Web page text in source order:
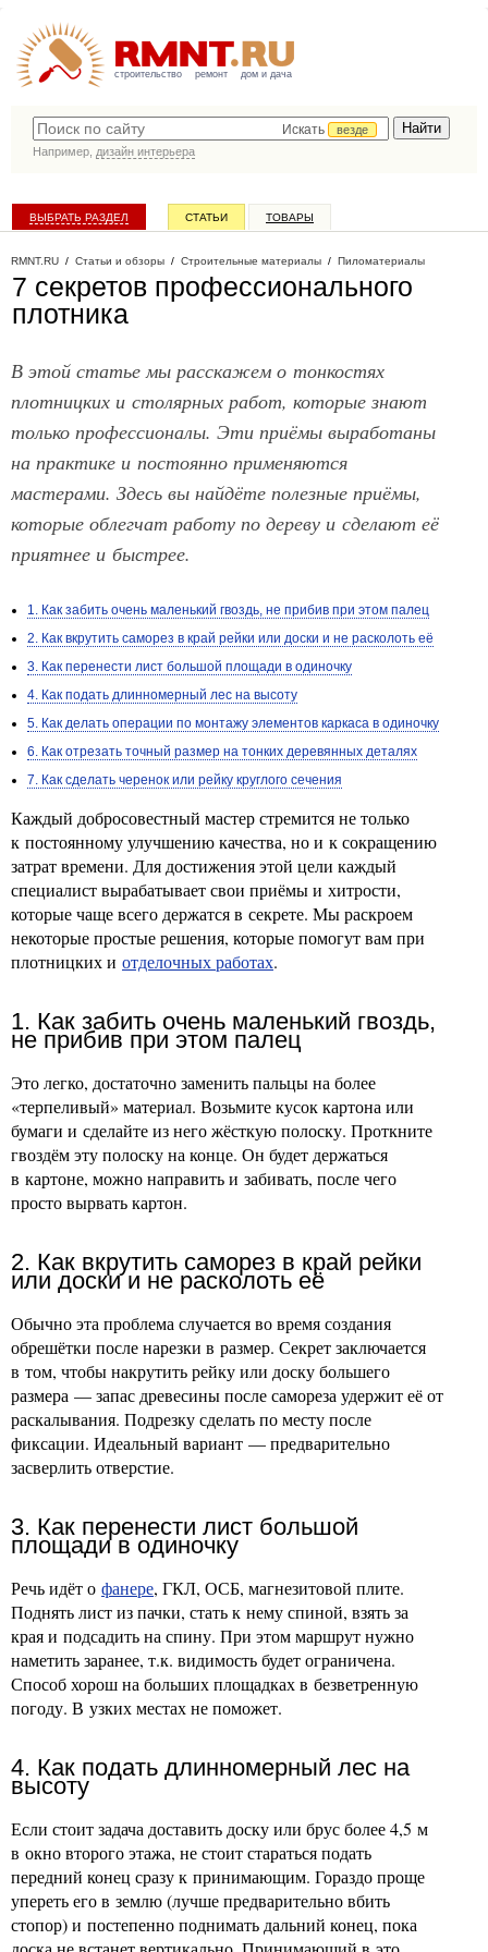
строительство ремонт дом и дача
Искать
везде
Например, дизайн интерьера
ВЫБРАТЬ РАЗДЕЛ СТАТЬИ ТОВАРЫ
RMNT.RU / Статьи и обзоры / Строительные материалы / Пиломатериалы
7 секретов профессионального
плотника
В этой статье мы расскажем о тонкостях
плотницких и столярных работ, которые знают
только профессионалы. Эти приёмы выработаны
на практике и постоянно применяются
мастерами. Здесь вы найдёте полезные приёмы,
которые облегчат работу по дереву и сделают её
приятнее и быстрее.
1. Как забить очень маленький гвоздь, не прибив при этом палец
2. Как вкрутить саморез в край рейки или доски и не расколоть её
3. Как перенести лист большой площади в одиночку
4. Как подать длинномерный лес на высоту
5. Как делать операции по монтажу элементов каркаса в одиночку
6. Как отрезать точный размер на тонких деревянных деталях
7. Как сделать черенок или рейку круглого сечения
Каждый добросовестный мастер стремится не только
к постоянному улучшению качества, но и к сокращению
затрат времени. Для достижения этой цели каждый
специалист вырабатывает свои приёмы и хитрости,
которые чаще всего держатся в секрете. Мы раскроем
некоторые простые решения, которые помогут вам при
плотницких и отделочных работах.
1. Как забить очень маленький гвоздь,
не прибив при этом палец
Это легко, достаточно заменить пальцы на более
«терпеливый» материал. Возьмите кусок картона или
бумаги и сделайте из него жёсткую полоску. Проткните
гвоздём эту полоску на конце. Он будет держаться
в картоне, можно направить и забивать, после чего
просто вырвать картон.
2. Как вкрутить саморез в край рейки
или доски и не расколоть её
Обычно эта проблема случается во время создания
обрешётки после нарезки в размер. Секрет заключается
в том, чтобы накрутить рейку или доску большего
размера — запас древесины после самореза удержит её от
раскалывания. Подрезку сделать по месту после
фиксации. Идеальный вариант — предварительно
засверлить отверстие.
3. Как перенести лист большой
площади в одиночку
Речь идёт о фанере, ГКЛ, ОСБ, магнезитовой плите.
Поднять лист из пачки, стать к нему спиной, взять за
края и подсадить на спину. При этом маршрут нужно
наметить заранее, т.к. видимость будет ограничена.
Способ хорош на больших площадках в безветренную
погоду. В узких местах не поможет.
4. Как подать длинномерный лес на
высоту
Если стоит задача доставить доску или брус более 4,5 м
в окно второго этажа, не стоит стараться подать
передний конец сразу к принимающим. Гораздо проще
упереть его в землю (лучше предварительно вбить
стопор) и постепенно поднимать дальний конец, пока